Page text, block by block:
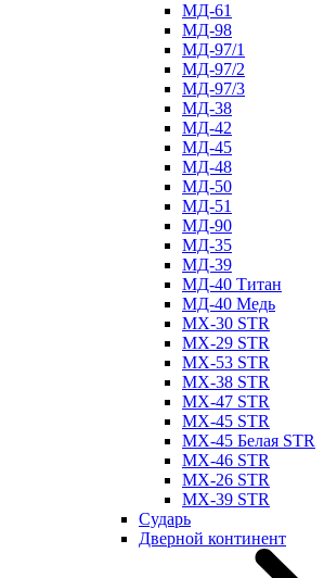
МД-61
МД-98
МД-97/1
МД-97/2
МД-97/3
МД-38
МД-42
МД-45
МД-48
МД-50
МД-51
МД-90
МД-35
МД-39
МД-40 Титан
МД-40 Медь
МХ-30 STR
МХ-29 STR
МХ-53 STR
МХ-38 STR
МХ-47 STR
МХ-45 STR
МХ-45 Белая STR
МХ-46 STR
МХ-26 STR
МХ-39 STR
Сударь
Дверной континент